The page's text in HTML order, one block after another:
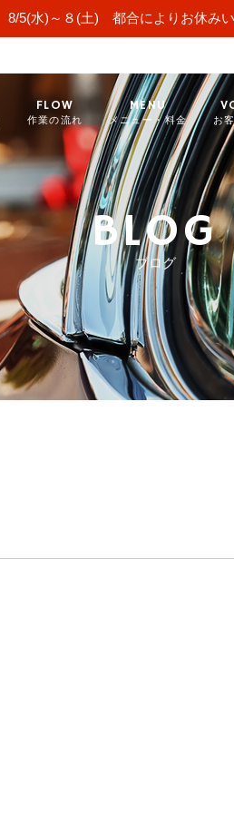
8/5(水)～８(土) 都合によりお休みい
FLOW
作業の流れ
MENU
メニュー・料金 お
BLOG
ブログ